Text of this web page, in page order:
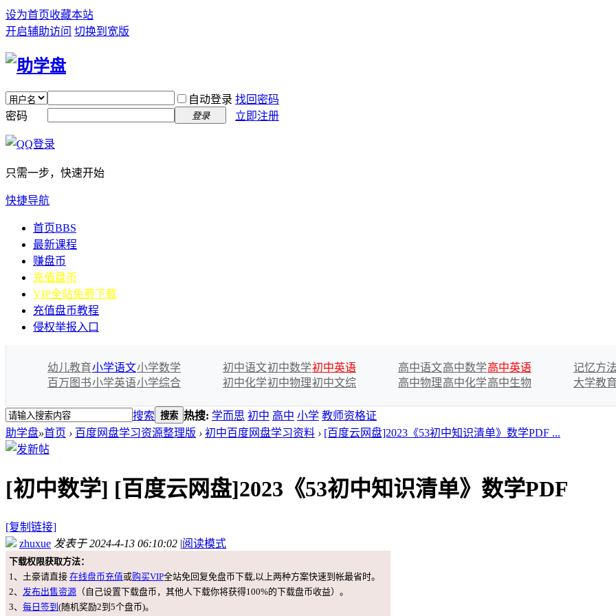
设为首页收藏本站
开启辅助访问 切换到宽版
自动登录 找回密码
密码
登录 立即注册
只需一步，快速开始
快捷导航
首页BBS
最新课程
赚盘币
充值盘币
VIP全站免费下载
充值盘币教程
侵权举报入口
幼儿教育小学语文小学数学
百万图书小学英语小学综合
初中语文初中数学初中英语
初中化学初中物理初中文综
高中语文高中数学高中英语
高中物理高中化学高中生物
记忆方法
大学教育
搜索 搜索 热搜: 学而思 初中 高中 小学 教师资格证
助学盘»首页 › 百度网盘学习资源整理版 › 初中百度网盘学习资料 › [百度云网盘]2023《53初中知识清单》数学PDF ...
[初中数学] [百度云网盘]2023《53初中知识清单》数学PDF
[复制链接]
zhuxue 发表于 2024-4-13 06:10:02 |阅读模式
下载权限获取方法：
1、土豪请直接 在线盘币充值或购买VIP全站免回复免盘币下载,以上两种方案快速到帐最省时。
2、 发布出售资源 （自己设置下载盘币，其他人下载你将获得100%的下载盘币收益）。
3、 每日签到 (随机奖励2到5个盘币)。